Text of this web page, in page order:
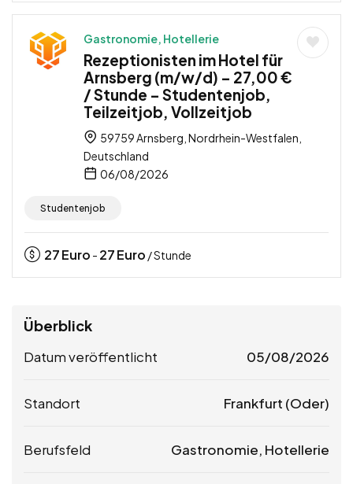
Gastronomie, Hotellerie
Rezeptionisten im Hotel für
Arnsberg (m/w/d) – 27,00 €
/ Stunde – Studentenjob,
Teilzeitjob, Vollzeitjob
59759 Arnsberg, Nordrhein-Westfalen,
Deutschland
06/08/2026
Studentenjob
27Euro - 27Euro / Stunde
Überblick
Datum veröffentlicht 05/08/2026
Standort Frankfurt (Oder)
Berufsfeld Gastronomie, Hotellerie